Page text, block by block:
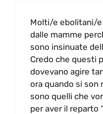
Molti/e ebolitani/
dalle mamme
sono insinuate
Credo che questi
dovevano agire
ora quando si son
sono quelli che
per aver il reparto